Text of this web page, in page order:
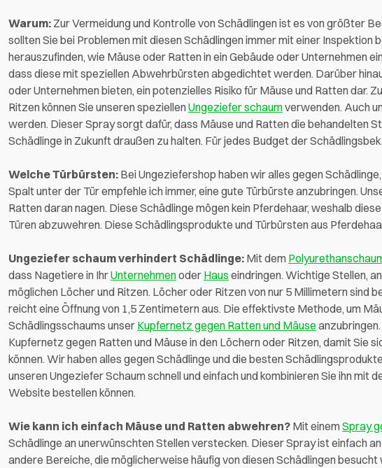
Warum: Zur Vermeidung und Kontrolle von Schädlingen ist es von größter
sollten Sie bei Problemen mit diesen Schädlingen immer mit einer
herauszufinden, wie Mäuse oder Ratten in ein Gebäude oder Unternehmen
dass diese mit speziellen Abwehrbürsten abgedichtet werden. Darüber
oder Unternehmen bieten, ein potenzielles Risiko für Mäuse und Ratten dar.
Ritzen können Sie unseren speziellen Ungeziefer schaumverwenden. Auch
werden. Dieser Spray sorgt dafür, dass Mäuse und Ratten die behandelten
Schädlinge in Zukunft draußen zu halten. Für jedes Budget der
Welche Türbürsten: Bei Ungeziefershop haben wir alles gegen
Spalt unter der Tür empfehle ich immer, eine gute Türbürste anzubringen.
Ratten daran nagen. Diese Schädlinge mögen kein Pferdehaar, weshalb
Türen abzuwehren. Diese Schädlingsprodukte und Türbürsten aus
Ungeziefer schaum verhindert Schädlinge: Mit dem
dass Nagetiere in IhrUnternehmenoder Haus eindringen. Wichtige Stellen,
möglichen Löcher und Ritzen. Löcher oder Ritzen von nur 5 Millimetern sind
reicht eine Öffnung von 1,5 Zentimetern aus. Die effektivste Methode, um
Schädlingsschaums unser Kupfernetz gegen Ratten und Mäuse
Kupfernetz gegen Ratten und Mäuse in den Löchern oder Ritzen, damit Sie
können. Wir haben alles gegen Schädlinge und die besten
unseren Ungeziefer Schaum schnell und einfach und kombinieren Sie ihn
Website bestellen können.
Wie kann ich einfach Mäuse und Ratten abwehren? Mit einem Spray
Schädlinge an unerwünschten Stellen verstecken. Dieser Spray ist einfach
andere Bereiche, die möglicherweise häufig von diesen Schädlingen